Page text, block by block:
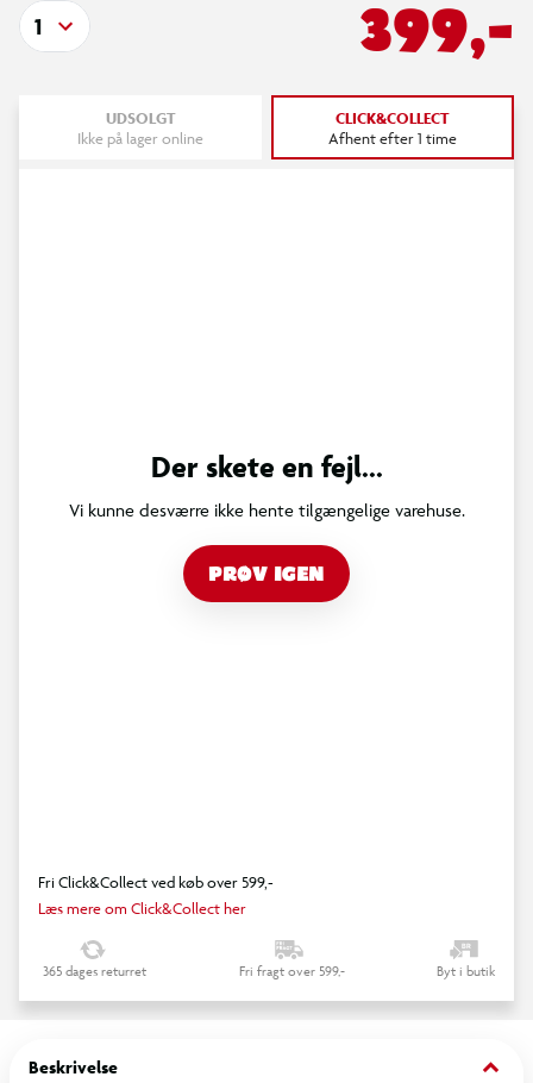
399,-
1
UDSOLGT
Ikke på lager online
CLICK&COLLECT
Afhent efter 1 time
Der skete en fejl...
Vi kunne desværre ikke hente tilgængelige varehuse.
PRØV IGEN
Fri Click&Collect ved køb over 599,-
Læs mere om Click&Collect her
365 dages returret Fri fragt over 599,- Byt i butik
Beskrivelse keyboard_arrow_down